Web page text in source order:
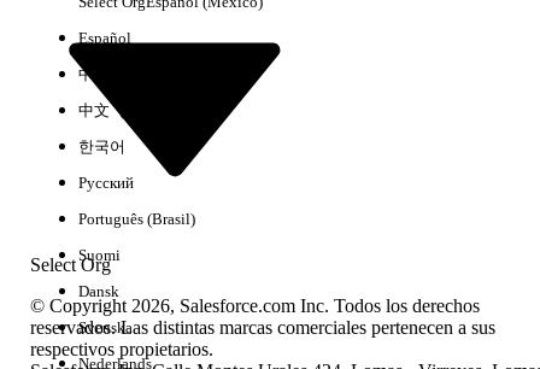
No hay resultados
Select Org
Español
中文（简体）
中文（繁體）
한국어
Русский
Português (Brasil)
Suomi
Dansk
Svenska
Nederlands
© Copyright 2026, Salesforce.com Inc. Todos los derechos
reservados. Las distintas marcas comerciales pertenecen a sus
respectivos propietarios.